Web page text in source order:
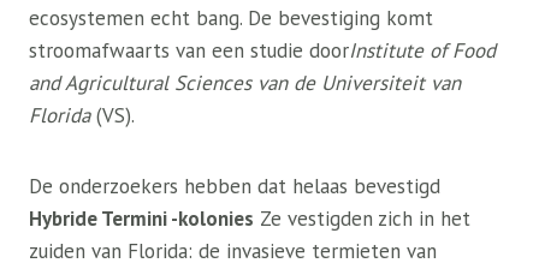
ecosystemen echt bang. De bevestiging komt
stroomafwaarts van een studie doorInstitute of Food
and Agricultural Sciences van de Universiteit van
Florida(VS).
De onderzoekers hebben dat helaas bevestigd
Hybride Termini -kolonies Ze vestigden zich in het
zuiden van Florida: de invasieve termieten van